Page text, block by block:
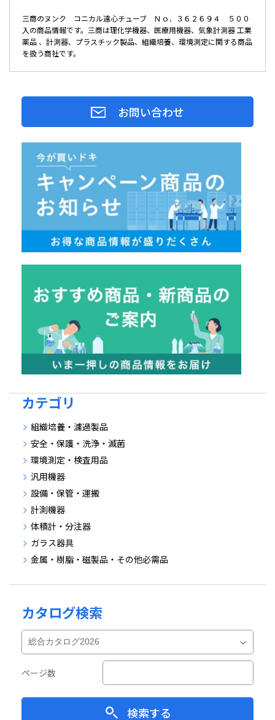
三商のヌンク コニカル遠心チューブ Ｎｏ．３６２６９４ ５００
入の商品情報です。三商は理化学機器、医療用機器、気象計測器 工業
薬品 、計測器、プラスチック製品、組織培養、環境測定に関する商品
を扱う商社です。
お問い合わせ
カテゴリ
組織培養・濾過製品
安全・保護・洗浄・滅菌
環境測定・検査用品
汎用機器
設備・保管・運搬
計測機器
体積計・分注器
ガラス器具
金属・樹脂・磁製品・その他必需品
カタログ検索
ページ数
検索する